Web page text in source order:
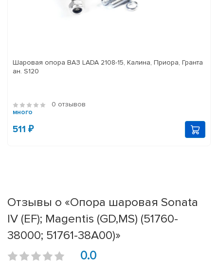
Шаровая опора ВАЗ LADA 2108-15, Калина, Приора, Гранта
ан. S120
0 отзывов
много
511 ₽
Отзывы о «Опора шаровая Sonata
IV (EF); Magentis (GD,MS) (51760-
38000; 51761-38A00)»
0.0